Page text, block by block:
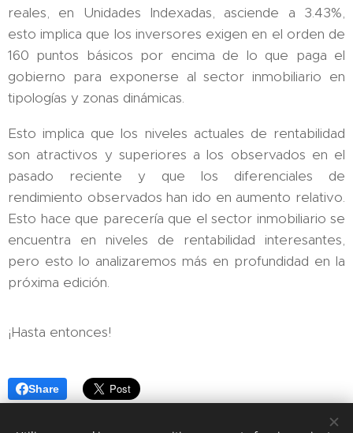
reales, en Unidades Indexadas, asciende a 3.43%,
esto implica que los inversores exigen en el orden de
160 puntos básicos por encima de lo que paga el
gobierno para exponerse al sector inmobiliario en
tipologías y zonas dinámicas.
Esto implica que los niveles actuales de rentabilidad
son atractivos y superiores a los observados en el
pasado reciente y que los diferenciales de
rendimiento observados han ido en aumento relativo.
Esto hace que parecería que el sector inmobiliario se
encuentra en niveles de rentabilidad interesantes,
pero esto lo analizaremos más en profundidad en la
próxima edición.
¡Hasta entonces!
Share